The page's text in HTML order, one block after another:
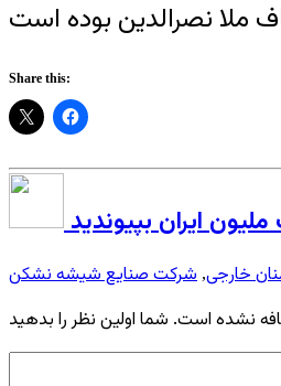
Share this:
ایران بپیوندید
خارجی, شرکت صنایع شیشه نشکن